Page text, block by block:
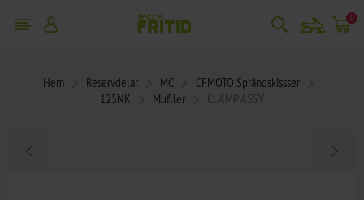
snowmobile 0
Hem Reservdelar MC
CFMOTO Sprängskissser
125NK
Mufller CLAMP ASSY